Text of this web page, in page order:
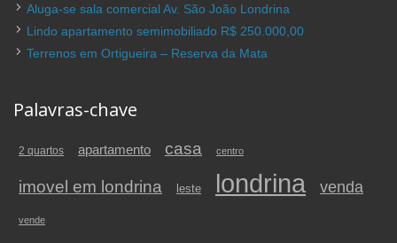
Aluga-se sala comercial Av. São João Londrina
Lindo apartamento semimobiliado R$ 250.000,00
Terrenos em Ortigueira – Reserva da Mata
Palavras-chave
2 quartos apartamento casa centro
imovel em londrina leste londrina venda
vende